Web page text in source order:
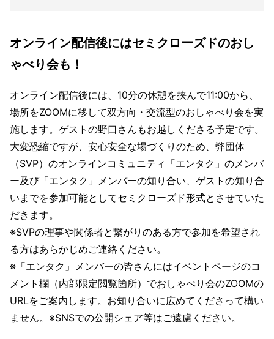
オンライン配信後にはセミクローズドのおし
ゃべり会も！
オンライン配信後には、10分の休憩を挟んで11:00から、
場所をZOOMに移して双方向・交流型のおしゃべり会を実
施します。ゲストの野口さんもお越しくださる予定です。
大変恐縮ですが、安心安全な場づくりのため、弊団体
（SVP）のオンラインコミュニティ「エンタク」のメンバ
ー及び「エンタク」メンバーの知り合い、ゲストの知り合
いまでを参加可能としてセミクローズド形式とさせていた
だきます。
※SVPの理事や関係者と繋がりのある方で参加を希望され
る方はあらかじめご連絡ください。
※「エンタク」メンバーの皆さんにはイベントページのコ
メント欄（内部限定閲覧箇所）でおしゃべり会のZOOMの
URLをご案内します。お知り合いに広めてくださって構い
ません。※SNSでの公開シェア等はご遠慮ください。